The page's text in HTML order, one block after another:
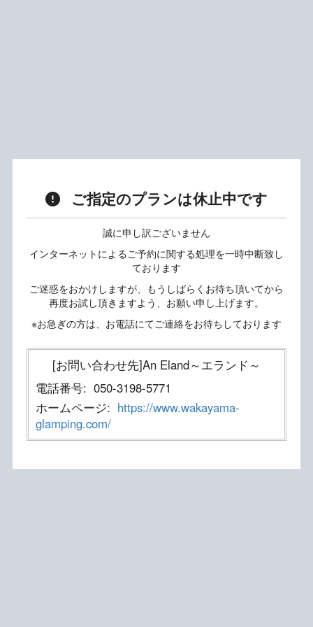
ご指定のプランは休止中です
誠に申し訳ございません
インターネットによるご予約に関する処理を一時中断致し
ております
ご迷惑をおかけしますが、もうしばらくお待ち頂いてから
再度お試し頂きますよう、お願い申し上げます。
※お急ぎの方は、お電話にてご連絡をお待ちしております
[お問い合わせ先]An Eland～エランド～
電話番号: 050-3198-5771
ホームページ: https://www.wakayama-
glamping.com/